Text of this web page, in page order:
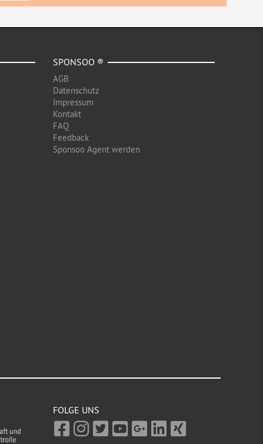
SPONSOO ®
AGB
Datenschutz
Impressum
Kontakt
FAQ
Feedback
Sponsoo Agent werden
FOLGE UNS